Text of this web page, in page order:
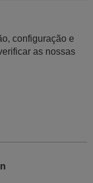
configuração e
as nossas